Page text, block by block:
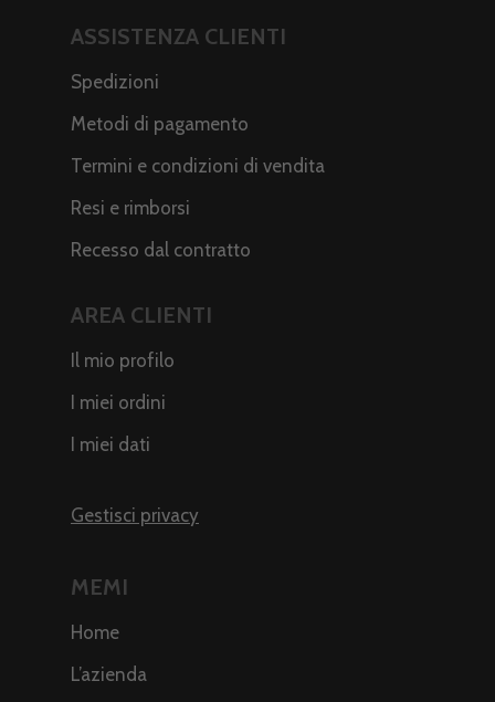
ASSISTENZA CLIENTI
Spedizioni
Metodi di pagamento
Termini e condizioni di vendita
Resi e rimborsi
Recesso dal contratto
AREA CLIENTI
Il mio profilo
I miei ordini
I miei dati
Gestisci privacy
MEMI
Home
L’azienda